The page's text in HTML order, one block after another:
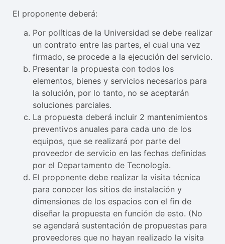
El proponente deberá:
Por políticas de la Universidad se debe realizar
un contrato entre las partes, el cual una vez
firmado, se procede a la ejecución del servicio.
Presentar la propuesta con todos los
elementos, bienes y servicios necesarios para
la solución, por lo tanto, no se aceptarán
soluciones parciales.
La propuesta deberá incluir 2 mantenimientos
preventivos anuales para cada uno de los
equipos, que se realizará por parte del
proveedor de servicio en las fechas definidas
por el Departamento de Tecnología.
El proponente debe realizar la visita técnica
para conocer los sitios de instalación y
dimensiones de los espacios con el fin de
diseñar la propuesta en función de esto. (No
se agendará sustentación de propuestas para
proveedores que no hayan realizado la visita